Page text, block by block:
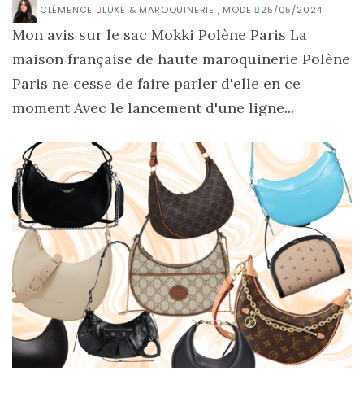
CLÉMENCE LUXE & MAROQUINERIE , MODE 25/05/2024
Mon avis sur le sac Mokki Polène Paris La
maison française de haute maroquinerie Polène
Paris ne cesse de faire parler d'elle en ce
moment Avec le lancement d'une ligne...